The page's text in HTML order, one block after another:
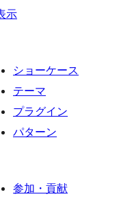
示
ショーケース
テーマ
プラグイン
パターン
参加・貢献